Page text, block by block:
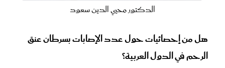
الدكتور محيي الدين سعود
هل من إحصائيات حول عدد الإصابات بسرطان عنق
الرحم في الدول العربية؟